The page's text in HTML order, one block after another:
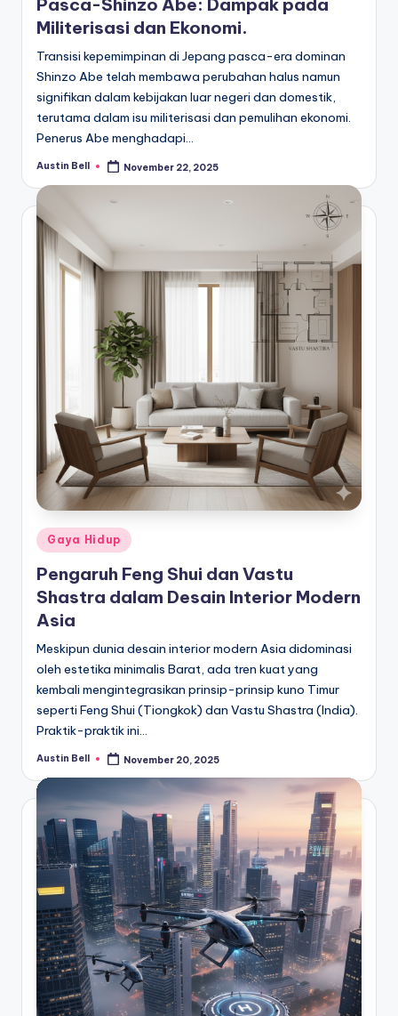
Militerisasi dan Ekonomi.
Transisi kepemimpinan di Jepang pasca-era dominan
Shinzo Abe telah membawa perubahan halus namun
signifikan dalam kebijakan luar negeri dan domestik,
terutama dalam isu militerisasi dan pemulihan ekonomi.
Penerus Abe menghadapi…
Posted
Austin Bell November 22, 2025
Posted
Gaya Hidup
Pengaruh Feng Shui dan Vastu
Shastra dalam Desain Interior Modern
Asia
Meskipun dunia desain interior modern Asia didominasi
oleh estetika minimalis Barat, ada tren kuat yang
kembali mengintegrasikan prinsip-prinsip kuno Timur
seperti Feng Shui (Tiongkok) dan Vastu Shastra (India).
Praktik-praktik ini…
Posted
Austin Bell November 20, 2025